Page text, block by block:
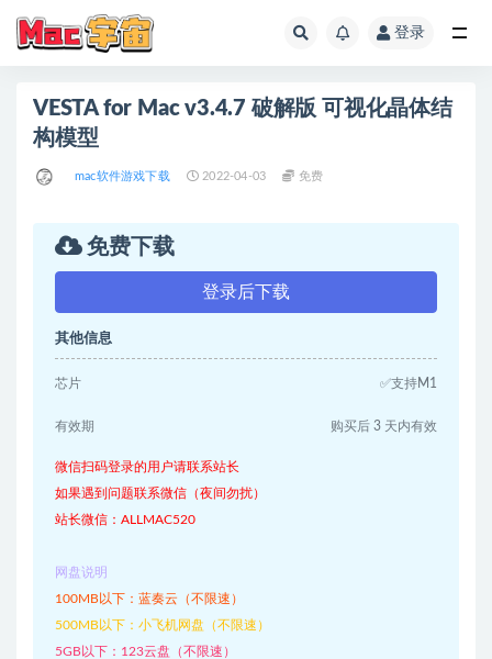
登录
VESTA for Mac v3.4.7 破解版 可视化晶体结
构模型
mac软件游戏下载 2022-04-03 免费
免费下载
登录后下载
其他信息
芯片 ✅支持M1
有效期 购买后 3 天内有效
微信扫码登录的用户请联系站长
如果遇到问题联系微信（夜间勿扰）
站长微信：ALLMAC520
网盘说明
100MB以下：蓝奏云（不限速）
500MB以下：小飞机网盘（不限速）
5GB以下：123云盘（不限速）